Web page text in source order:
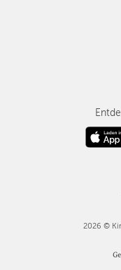
2026 ©